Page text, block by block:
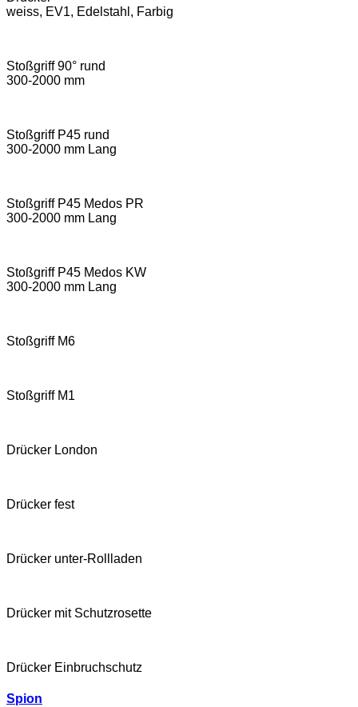
weiss, EV1, Edelstahl, Farbig
Stoßgriff 90° rund
300-2000 mm
Stoßgriff P45 rund
300-2000 mm Lang
Stoßgriff P45 Medos PR
300-2000 mm Lang
Stoßgriff P45 Medos KW
300-2000 mm Lang
Stoßgriff M6
Stoßgriff M1
Drücker London
Drücker fest
Drücker unter-Rollladen
Drücker mit Schutzrosette
Drücker Einbruchschutz
Spion